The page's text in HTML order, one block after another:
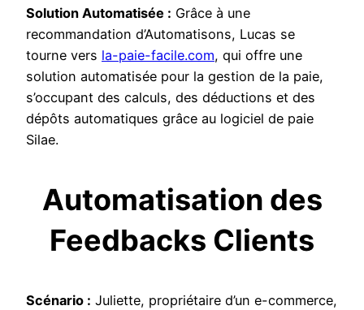
Solution Automatisée : Grâce à une
recommandation d’Automatisons, Lucas se
tourne vers la-paie-facile.com, qui offre une
solution automatisée pour la gestion de la paie,
s’occupant des calculs, des déductions et des
dépôts automatiques grâce au logiciel de paie
Silae.
Automatisation des
Feedbacks Clients
Scénario : Juliette, propriétaire d’un e-commerce,